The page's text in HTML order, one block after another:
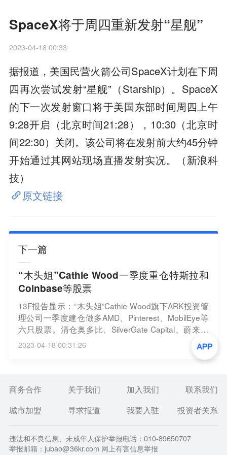
SpaceX将于周四重新发射“星舰”
2023-04-18 00:33
据报道，美国民营火箭公司SpaceX计划在下周
四再次尝试发射“星舰”（Starship）。SpaceX
的下一次发射窗口将于美国东部时间周四上午
9:28开启（北京时间21:28），10:30（北京时
间22:30）关闭。该公司将在发射前大约45分钟
开始通过其网站现场直播发射实况。（新浪科
技）
原文链接
下一篇
“木头姐”Cathie Wood一季度重仓特斯拉和
Coinbase等股票
13F报告显示：“木头姐”Cathie Wood旗下ARK投资管
理公司一季度建仓做多AMD、Pinterest、MobilEye等
六只股票。清仓奥多比、SilverGate Capital、蔚来汽
车等17只股票。增持特斯拉、Coinbase、Roku、UiP
ath、Shopify、Roblox等81只股票。减持Monday.co
m、小牛电动等129只股票。重仓股包括特斯拉、Rok
2023-04-18 00:31:26
商务合作 关于我们 加入我们
联系我们
城市加盟
寻求报道 我要入驻 投资者关系
违法和不良信息、未成年人保护举报电话：010-89650707
举报邮箱：jubao@36kr.com 网上有害信息举报